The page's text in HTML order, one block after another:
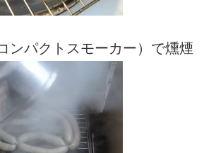
ンパクトスモーカー）で燻煙